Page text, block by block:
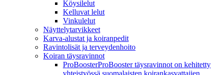
Köysilelut
Kelluvat lelut
Vinkulelut
Näyttelytarvikkeet
Karva-alustat ja koiranpedit
Ravintolisät ja terveydenhoito
Koiran täysravinnot
ProBoosterProBooster täysravinnot on kehitetty
yhteistyössä suomalaisten koirankasvattajien